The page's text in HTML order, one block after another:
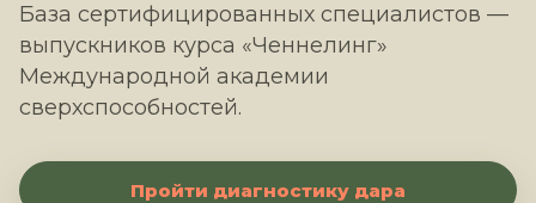
База сертифицированных специалистов —
выпускников курса «Ченнелинг»
Международной академии
сверхспособностей.
Пройти диагностику дара